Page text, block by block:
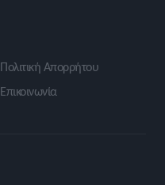
Πολιτική Απορρήτου
Επικοινωνία